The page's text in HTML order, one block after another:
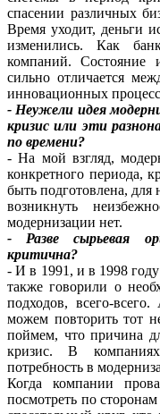
спасении различных
Время уходит, деньги
изменились. Как
компаний. Состояние
сильно отличается
инновационных
- Неужели идея
кризис или эти
по времени?
- На мой взгляд,
конкретного периода,
быть подготовлена,
возникнуть
модернизации нет.
- Разве сырьевая
критична?
- И в 1991, и в 1998 году
также говорили о
подходов, всего-
можем повторить тот
поймем, что причина
кризис. В
потребность в
Когда компании
посмотреть по